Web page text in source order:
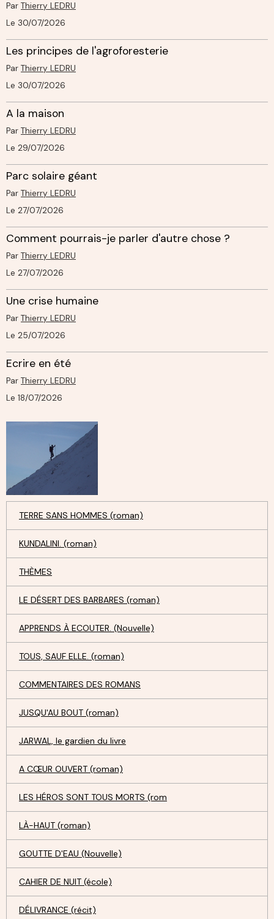
Par Thierry LEDRU
Le 30/07/2026
Les principes de l'agroforesterie
Par Thierry LEDRU
Le 30/07/2026
A la maison
Par Thierry LEDRU
Le 29/07/2026
Parc solaire géant
Par Thierry LEDRU
Le 27/07/2026
Comment pourrais-je parler d'autre chose ?
Par Thierry LEDRU
Le 27/07/2026
Une crise humaine
Par Thierry LEDRU
Le 25/07/2026
Ecrire en été
Par Thierry LEDRU
Le 18/07/2026
TERRE SANS HOMMES (roman)
KUNDALINI. (roman)
THÈMES
LE DÉSERT DES BARBARES (roman)
APPRENDS À ECOUTER. (Nouvelle)
TOUS, SAUF ELLE. (roman)
COMMENTAIRES DES ROMANS
JUSQU'AU BOUT (roman)
JARWAL, le gardien du livre
A CŒUR OUVERT (roman)
LES HÉROS SONT TOUS MORTS (rom
LÀ-HAUT (roman)
GOUTTE D'EAU (Nouvelle)
CAHIER DE NUIT (école)
DÉLIVRANCE (récit)